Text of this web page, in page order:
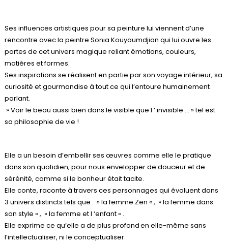
Ses influences artistiques pour sa peinture lui viennent d’une
rencontre avec la peintre Sonia Kouyoumdjian qui lui ouvre les
portes de cet univers magique reliant émotions, couleurs,
matières et formes.
Ses inspirations se réalisent en partie par son voyage intérieur, sa
curiosité et gourmandise à tout ce qui l’entoure humainement
parlant.
» Voir le beau aussi bien dans le visible que l ‘ invisible … » tel est
sa philosophie de vie !
Elle a un besoin d’embellir ses œuvres comme elle le pratique
dans son quotidien, pour nous envelopper de douceur et de
sérénité, comme si le bonheur était tacite.
Elle conte, raconte à travers ces personnages qui évoluent dans
3 univers distincts tels que : » la femme Zen « , » la femme dans
son style « , » la femme et l ‘enfant « .
Elle exprime ce qu’elle a de plus profond en elle-même sans
l’intellectualiser, ni le conceptualiser.